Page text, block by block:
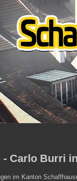
- Carlo Burri
im Kanton